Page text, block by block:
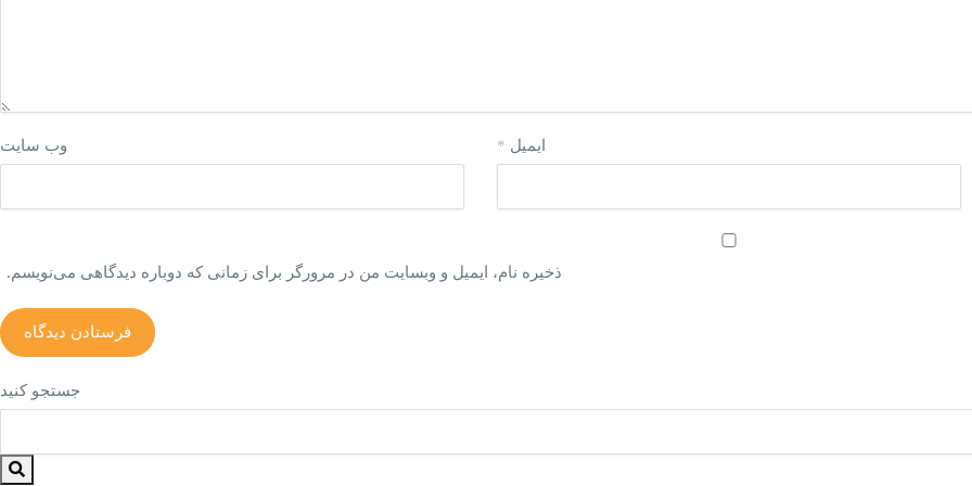
ایمیل * وب‌ سایت
ذخیره نام، ایمیل و وبسایت من در مرورگر برای زمانی که دوباره دیدگاهی می‌نویسم.
جستجو کنید